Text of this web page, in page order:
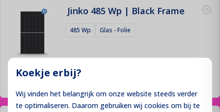
Koekje erbij?
Wij vinden het belangrijk om onze website steeds verder
te optimaliseren. Daarom gebruiken wij cookies om bij te
Jinko 485 Wp | Black Frame
485 Wp Glas - Folie
Prijzen niet zichtbaar